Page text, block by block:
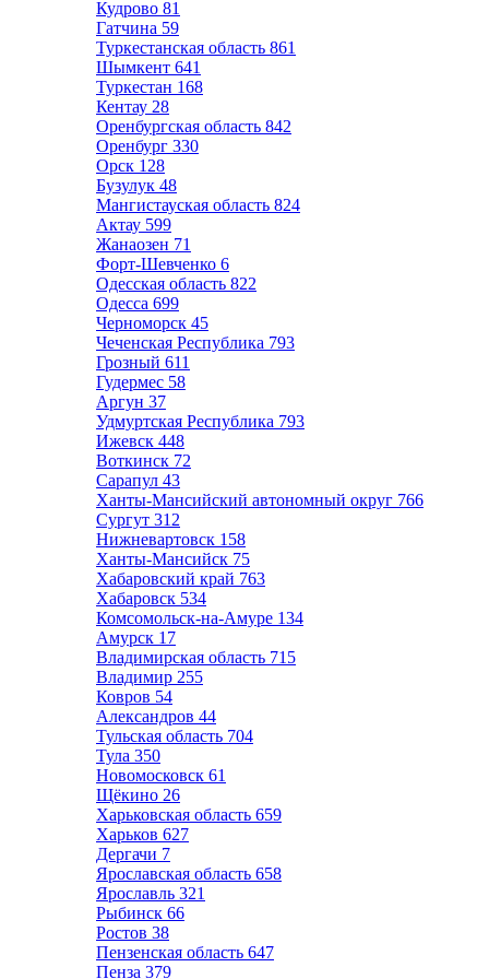
Кудрово 81
Гатчина 59
Туркестанская область 861
Шымкент 641
Туркестан 168
Кентау 28
Оренбургская область 842
Оренбург 330
Орск 128
Бузулук 48
Мангистауская область 824
Актау 599
Жанаозен 71
Форт-Шевченко 6
Одесская область 822
Одесса 699
Черноморск 45
Чеченская Республика 793
Грозный 611
Гудермес 58
Аргун 37
Удмуртская Республика 793
Ижевск 448
Воткинск 72
Сарапул 43
Ханты-Мансийский автономный округ 766
Сургут 312
Нижневартовск 158
Ханты-Мансийск 75
Хабаровский край 763
Хабаровск 534
Комсомольск-на-Амуре 134
Амурск 17
Владимирская область 715
Владимир 255
Ковров 54
Александров 44
Тульская область 704
Тула 350
Новомосковск 61
Щёкино 26
Харьковская область 659
Харьков 627
Дергачи 7
Ярославская область 658
Ярославль 321
Рыбинск 66
Ростов 38
Пензенская область 647
Пенза 379